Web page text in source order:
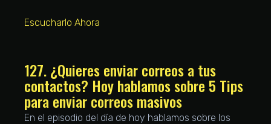
Escucharlo Ahora
127. ¿Quieres enviar correos a tus
contactos? Hoy hablamos sobre 5 Tips
para enviar correos masivos
En el episodio del día de hoy hablamos sobre los